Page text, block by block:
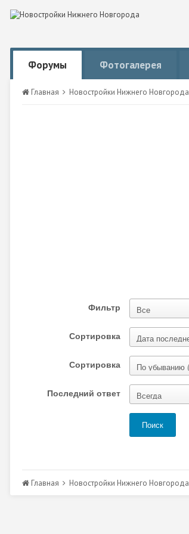
Форумы Фотогалерея
Главная Новостройки Нижнего Новгорода
Фильтр
Сортировка
Сортировка
Последний ответ
Поиск
Главная Новостройки Нижнего Новгорода